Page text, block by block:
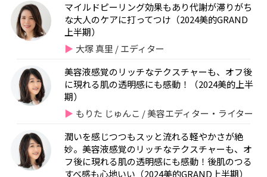
マイルドピーリング効果もあり代謝が滞りがち
な大人のケアに打ってつけ（2024美的GRAND
上半期）
大塚 真里 / エディター
美容液感覚のリッチなテクスチャーも、オフ後
に現れる肌の透明感にも感動！（2024美的上半
期）
もりた じゅんこ / 美容エディター・ライター
潤いを感じつつもスッと流れる軽やかさが絶
妙。美容液感覚のリッチなテクスチャーも、オ
フ後に現れる肌の透明感にも感動！後肌のつる
すべ感も心地いい（2024美的GRAND上半期）